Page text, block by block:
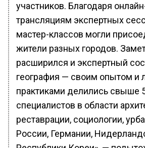
участников. Благодаря
трансляциям экспертных
мастер-классов могли
жители разных городов.
расширился и экспертный
география — своим опытом и
практиками делились свыше
специалистов в области
реставрации, социологии,
России, Германии,